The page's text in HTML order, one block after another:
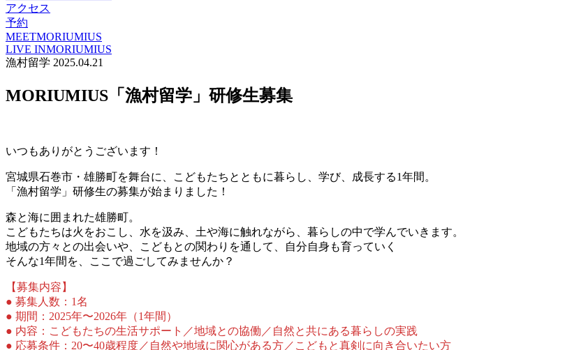
アクセス
予約
MEETMORIUMIUS
LIVE INMORIUMIUS
漁村留学 2025.04.21
MORIUMIUS「漁村留学」研修生募集
いつもありがとうございます！
宮城県石巻市・雄勝町を舞台に、こどもたちとともに暮らし、学び、成長する1年間。
「漁村留学」研修生の募集が始まりました！
森と海に囲まれた雄勝町。
こどもたちは火をおこし、水を汲み、土や海に触れながら、暮らしの中で学んでいきます。
地域の方々との出会いや、こどもとの関わりを通して、自分自身も育っていく
そんな1年間を、ここで過ごしてみませんか？
【募集内容】
● 募集人数：1名
● 期間：2025年〜2026年（1年間）
● 内容：こどもたちの生活サポート／地域との協働／自然と共にある暮らしの実践
● 応募条件：20〜40歳程度／自然や地域に関心がある方／こどもと真剣に向き合いたい方